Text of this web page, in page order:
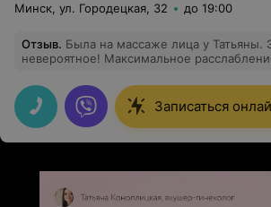
Минск, ул. Городецкая, 32 до 19:00
Отзыв. Была на массаже лица у Татьяны.
невероятное! Максимальное
голову,уши и лицо. Обязательно
кайфанете точно! Огромная
атмосферу, советы по уходу за кожей.
к ней,чтобы пройти весь курс для лучшего
Записаться